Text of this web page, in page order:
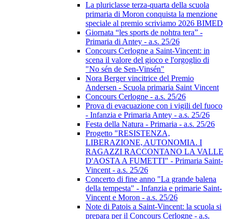
La pluriclasse terza-quarta della scuola
primaria di Moron conquista la menzione
speciale al premio scriviamo 2026 BIMED
Giornata “les sports de nohtra tera” -
Primaria di Antey - a.s. 25/26
Concours Cerlogne a Saint-Vincent: in
scena il valore del gioco e l'orgoglio di
"No sén de Sen-Vinsén"
Nora Berger vincitrice del Premio
Andersen - Scuola primaria Saint Vincent
Concours Cerlogne - a.s. 25/26
Prova di evacuazione con i vigili del fuoco
- Infanzia e Primaria Antey - a.s. 25/26
Festa della Natura - Primaria - a.s. 25/26
Progetto "RESISTENZA,
LIBERAZIONE, AUTONOMIA. I
RAGAZZI RACCONTANO LA VALLE
D'AOSTA A FUMETTI" - Primaria Saint-
Vincent - a.s. 25/26
Concerto di fine anno "La grande balena
della tempesta" - Infanzia e primarie Saint-
Vincent e Moron - a.s. 25/26
Note di Patois a Saint-Vincent: la scuola si
prepara per il Concours Cerlogne - a.s.